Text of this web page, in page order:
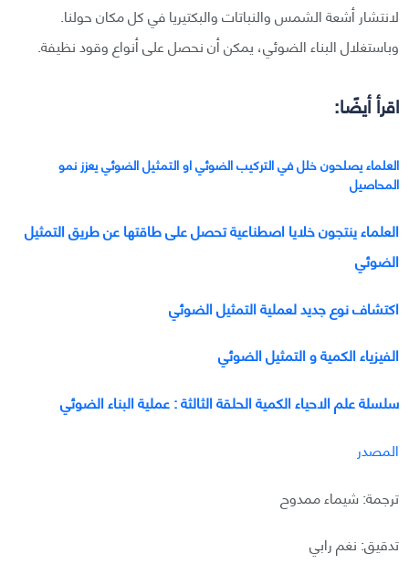
لانتشار أشعة الشمس والنباتات والبكتيريا في كل مكان حولنا.
وباستغلال البناء الضوئي، يمكن أن نحصل على أنواع وقود نظيفة.
اقرأ أيضًا:
العلماء يصلحون خلل في التركيب الضوئي او التمثيل الضوئي يعزز نمو
المحاصيل
العلماء ينتجون خلايا اصطناعية تحصل على طاقتها عن طريق التمثيل
الضوئي
اكتشاف نوع جديد لعملية التمثيل الضوئي
الفيزياء الكمية و التمثيل الضوئي
سلسلة علم الاحياء الكمية الحلقة الثالثة : عملية البناء الضوئي
المصدر
ترجمة: شيماء ممدوح
تدقيق: نغم رابي